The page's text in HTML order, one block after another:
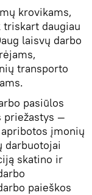
krovikams,
daugiau
laisvų darbo
transporto
pasiūlos
priežastys —
įmonių
darbuotojai
skatino ir
paieškos